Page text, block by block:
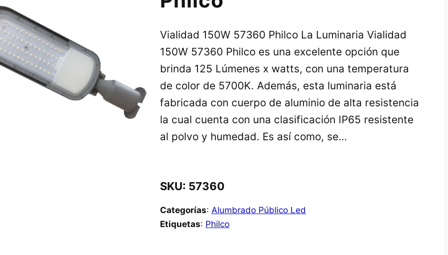
Vialidad 150W 57360 Philco La Luminaria Vialidad
150W 57360 Philco es una excelente opción que
brinda 125 Lúmenes x watts, con una temperatura
de color de 5700K. Además, esta luminaria está
fabricada con cuerpo de aluminio de alta resistencia
la cual cuenta con una clasificación IP65 resistente
al polvo y humedad. Es así como, se…
SKU: 57360
Categorías: Alumbrado Público Led
Etiquetas: Philco